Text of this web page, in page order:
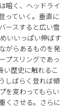
暗く、ヘッドライ
っていく。垂直に
ースすると広い雪
いいっぱい伸ばす
がらあるものを発
プスリングであっ
い歴史に触れるこ
しばらく登れば傾
を変わってもらい
くさせる。さらに